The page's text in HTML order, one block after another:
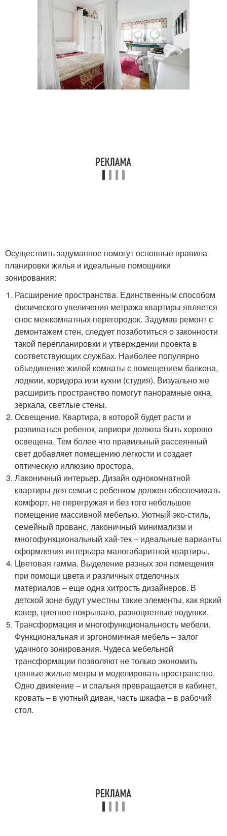
Осуществить задуманное помогут основные правила
планировки жилья и идеальные помощники
зонирования:
Расширение пространства. Единственным способом
физического увеличения метража квартиры является
снос межкомнатных перегородок. Задумав ремонт с
демонтажем стен, следует позаботиться о законности
такой перепланировки и утверждении проекта в
соответствующих службах. Наиболее популярно
объединение жилой комнаты с помещением балкона,
лоджии, коридора или кухни (студия). Визуально же
расширить пространство помогут панорамные окна,
зеркала, светлые стены.
Освещение. Квартира, в которой будет расти и
развиваться ребенок, априори должна быть хорошо
освещена. Тем более что правильный рассеянный
свет добавляет помещению легкости и создает
оптическую иллюзию простора.
Лаконичный интерьер. Дизайн однокомнатной
квартиры для семьи с ребенком должен обеспечивать
комфорт, не перегружая и без того небольшое
помещение массивной мебелью. Уютный эко-стиль,
семейный прованс, лаконичный минимализм и
многофункциональный хай-тек – идеальные варианты
оформления интерьера малогабаритной квартиры.
Цветовая гамма. Выделение разных зон помещения
при помощи цвета и различных отделочных
материалов – еще одна хитрость дизайнеров. В
детской зоне будут уместны такие элементы, как яркий
ковер, цветное покрывало, разноцветные подушки.
Трансформация и многофункциональность мебели.
Функциональная и эргономичная мебель – залог
удачного зонирования. Чудеса мебельной
трансформации позволяют не только экономить
ценные жилые метры и моделировать пространство.
Одно движение – и спальня превращается в кабинет,
кровать – в уютный диван, часть шкафа – в рабочий
стол.